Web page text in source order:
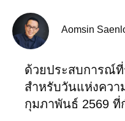
Aomsin
ด้วยประสบการณ์
สำหรับวันแห่งควา
กุมภาพันธ์ 2569 ที่